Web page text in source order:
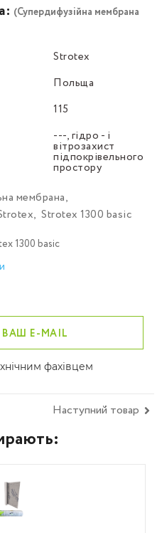
(Супердифузійна мембрана
Strotex
Польща
115
---, гідро - і
вітрозахист
підпокрівельного
простору
мембрана,
, Strotex 1300 basic
1300 basic
E-MAIL
фахівцем
Наступний товар